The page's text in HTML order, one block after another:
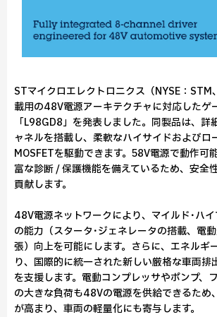
STマイクロエレクトロニクス（NYSE：STM
載用の48V電源アーキテクチャに対応したゲ
「L98GD8」を発表しました。同製品は、詳
ャネルを搭載し、柔軟なハイサイドおよびロ
MOSFETを駆動できます。58V電源で動作可
富な診断 / 保護機能を備えているため、安全
貢献します。
48V電源ネットワークにより、マイルド･ハ
の能力（スタータ･ジェネレータの搭載、電
張）向上を可能にします。さらに、エネルギ
り、国際的に統一された新しい厳格な車両排
を支援します。電動コンプレッサやポンプ、
の大きな負荷も48Vの電源を供給できるため
が高まり、車両の軽量化にも寄与します。